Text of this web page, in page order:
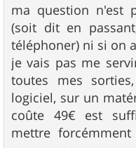
s
s
a
g
e
ma question n'est
(soit dit en
téléphoner) ni si on
je vais pas me
toutes mes
logiciel, sur un
coûte 49€ est
mettre